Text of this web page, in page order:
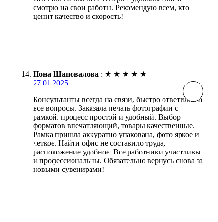
смотрю на свои работы. Рекомендую всем, кто
ценит качество и скорость!
Нона Шаповалова : ★ ★ ★ ★ ★
27.01.2025
Консультанты всегда на связи, быстро ответили на
все вопросы. Заказала печать фотографии с
рамкой, процесс простой и удобный. Выбор
форматов впечатляющий, товары качественные.
Рамка пришла аккуратно упакована, фото яркое и
четкое. Найти офис не составило труда,
расположение удобное. Все работники участливы
и профессиональны. Обязательно вернусь снова за
новыми сувенирами!